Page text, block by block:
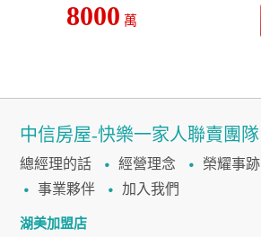
8000 萬
中信房屋-快樂一家人聯賣團隊
總經理的話 經營理念 榮耀事跡
事業夥伴
加入我們
湖美加盟店